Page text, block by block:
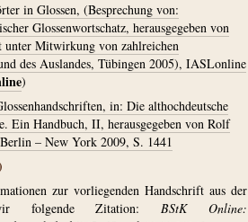
in Glossen, (Besprechung von:
Glossenwortschatz, herausgegeben von
unter Mitwirkung von zahlreichen
des Auslandes, Tübingen 2005), IASLonline
)
in: Die althochdeutsche
Ein Handbuch, II, herausgegeben von Rolf
– New York 2009, S. 1441
zur vorliegenden Handschrift aus der
wir folgende Zitation:BStK Online: